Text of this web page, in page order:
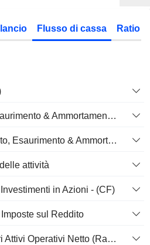
Flusso di cassa Ratio
Deprezzamento, Esaurimento & Ammortamento - (Specifico del Modello)
Totale Ammortamento, Esaurimento & Ammortamento - (Specifico al Modello)
attività
in Azioni - (CF)
sul Reddito
Variazione degli Altri Attivi Operativi Netto (Raccolti)